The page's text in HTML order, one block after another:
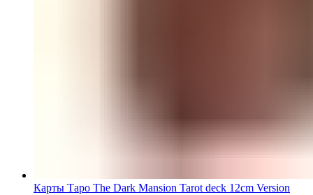
Карты Таро The Dark Mansion Tarot deck 12cm Version